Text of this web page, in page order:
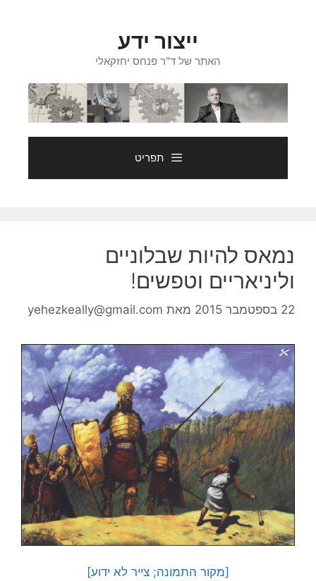
ייצור ידע
האתר של ד"ר פנחס יחזקאלי
תפריט
נמאס להיות שבלוניים
וליניאריים וטפשים!
22 בספטמבר 2015 מאת yehezkeally@gmail.com
[מקור התמונה; צייר לא ידוע]